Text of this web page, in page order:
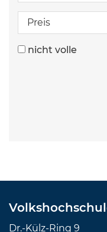
Preis
nicht volle
Dr.-Külz-Ring 9